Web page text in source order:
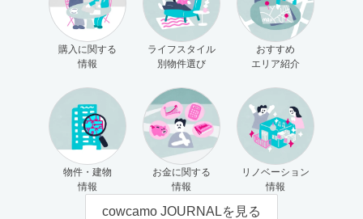
購入に関する
情報
ライフスタイル
別物件選び
おすすめ
エリア紹介
物件・建物
情報
お金に関する
情報
リノベーション
情報
cowcamo JOURNALを見る